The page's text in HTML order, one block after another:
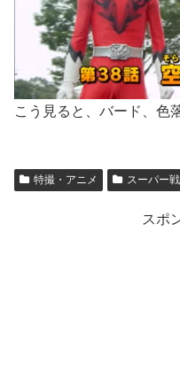
こう見ると、バード、色
特撮・アニメ スーパー
スポ